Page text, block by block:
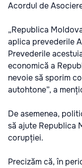
Acordul de
„Republica
aplica prevederile
Prevederile
economică a
nevoie să sporim
autohtone”, a
De asemenea,
să ajute Republica
corupției.
Precizăm că, în